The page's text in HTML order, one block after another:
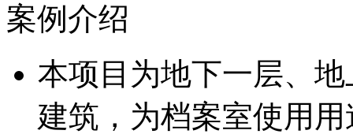
案例介绍
本项目为地下一层、
建筑，为档案室使用